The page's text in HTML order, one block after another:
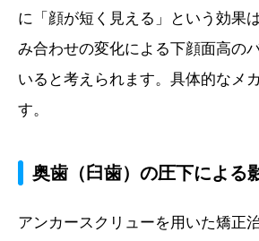
に「顔が短く見える」という効果
み合わせの変化による下顔面高の
いると考えられます。具体的なメ
す。
奥歯（臼歯）の圧下による
アンカースクリューを用いた矯正